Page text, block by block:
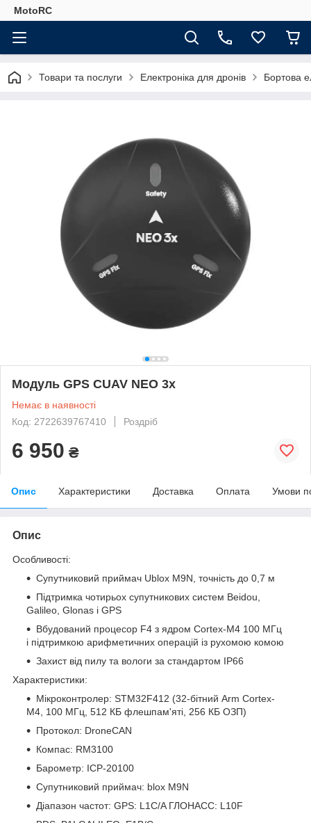
MotoRC
Товари та послуги Електроніка для дронів Бортова
Модуль GPS CUAV NEO 3x
Немає в наявності
Код: 2722639767410
Роздріб
6 950 ₴
Опис Характеристики Доставка Оплата Умови
Опис
Особливості:
Супутниковий приймач Ublox M9N, точність до 0,7 м
Підтримка чотирьох супутникових систем Beidou,
Galileo, Glonas і GPS
Вбудований процесор F4 з ядром Cortex-M4 100 МГц
і підтримкою арифметичних операцій із рухомою комою
Захист від пилу та вологи за стандартом IP66
Характеристики:
Мікроконтролер: STM32F412 (32-бітний Arm Cortex-
M4, 100 МГц, 512 КБ флешпам'яті, 256 КБ ОЗП)
Протокол: DroneCAN
Компас: RM3100
Барометр: ICP-20100
Супутниковий приймач: blox M9N
Діапазон частот: GPS: L1C/A ГЛОНАСС: L10F